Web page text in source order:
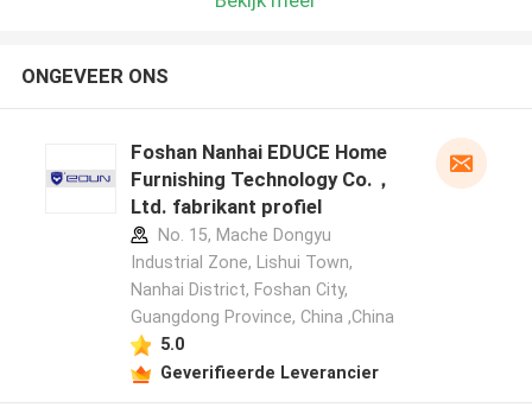
ONGEVEER ONS
Foshan Nanhai EDUCE Home
Furnishing Technology Co.，
Ltd. fabrikant profiel
No. 15, Mache Dongyu
Industrial Zone, Lishui Town,
Nanhai District, Foshan City,
Guangdong Province, China ,China
5.0
Geverifieerde Leverancier